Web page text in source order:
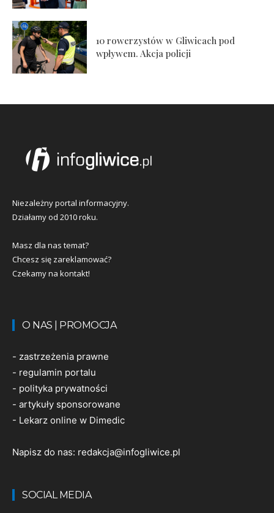
10 rowerzystów w Gliwicach pod
wpływem. Akcja policji
Niezależny portal informacyjny.
Działamy od 2010 roku.
Masz dla nas temat?
Chcesz się zareklamować?
Czekamy na kontakt!
O NAS | PROMOCJA
- zastrzeżenia prawne
- regulamin portalu
- polityka prywatności
- artykuły sponsorowane
- Lekarz online w Dimedic
Napisz do nas: redakcja@infogliwice.pl
SOCIAL MEDIA